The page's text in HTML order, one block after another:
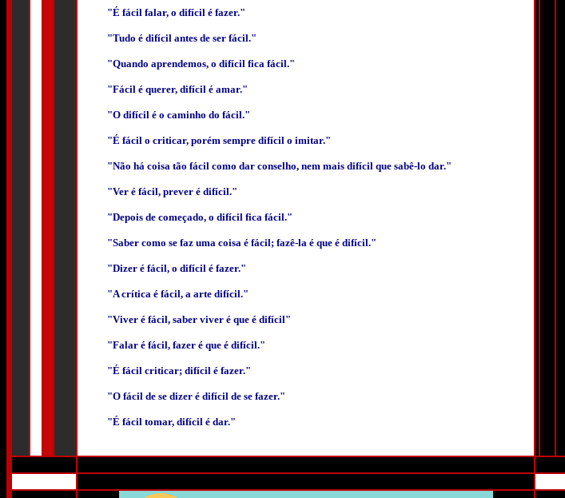
"É fácil falar, o difícil é fazer."
"Tudo é difícil antes de ser fácil."
"Quando aprendemos, o difícil fica fácil."
"Fácil é querer, difícil é amar."
"O difícil é o caminho do fácil."
"É fácil o criticar, porém sempre difícil o imitar."
"Não há coisa tão fácil como dar conselho, nem mais difícil que sabê-lo dar."
"Ver é fácil, prever é difícil."
"Depois de começado, o difícil fica fácil."
"Saber como se faz uma coisa é fácil; fazê-la é que é difícil."
"Dizer é fácil, o difícil é fazer."
"A crítica é fácil, a arte difícil."
"Viver é fácil, saber viver é que é difícil"
"Falar é fácil, fazer é que é difícil."
"É fácil criticar; difícil é fazer."
"O fácil de se dizer é difícil de se fazer."
"É fácil tomar, difícil é dar."